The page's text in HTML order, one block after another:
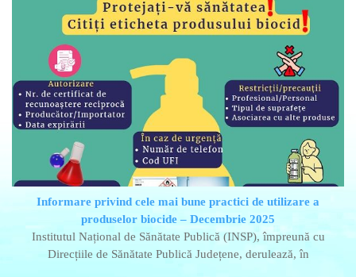
Informare privind cele mai bune practici de utilizare a
produselor biocide – Decembrie 2025
Institutul Național de Sănătate Publică (INSP), împreună cu
Direcțiile de Sănătate Publică Județene, derulează, în